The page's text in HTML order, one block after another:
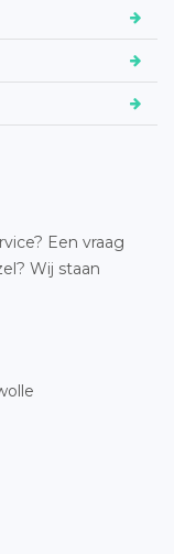
Een vraag
Wij staan